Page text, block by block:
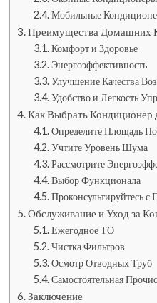
Мобильные
Преимущества Домашних
Комфорт и Здоровье
Энергоэффективность
Улучшение Качества
Удобство и Легкость
Как Выбрать Кондиционер
Определите Площадь
Учтите Уровень Шума
Рассмотрите
Выбор Функционала
Проконсультируйтесь с
Обслуживание и Уход за
Ежегодное ТО
Чистка Фильтров
Осмотр Отводных Труб
Самостоятельная
Заключение